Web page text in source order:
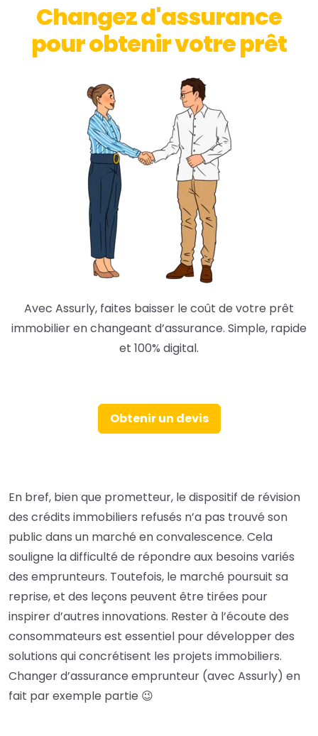
Changez d'assurance
pour obtenir votre prêt
Avec Assurly, faites baisser le coût de votre prêt
immobilier en changeant d’assurance. Simple, rapide
et 100% digital.
Obtenir un devis
En bref, bien que prometteur, le dispositif de révision
des crédits immobiliers refusés n’a pas trouvé son
public dans un marché en convalescence. Cela
souligne la difficulté de répondre aux besoins variés
des emprunteurs. Toutefois, le marché poursuit sa
reprise, et des leçons peuvent être tirées pour
inspirer d’autres innovations. Rester à l’écoute des
consommateurs est essentiel pour développer des
solutions qui concrétisent les projets immobiliers.
Changer d’assurance emprunteur (avec Assurly) en
fait par exemple partie 😉